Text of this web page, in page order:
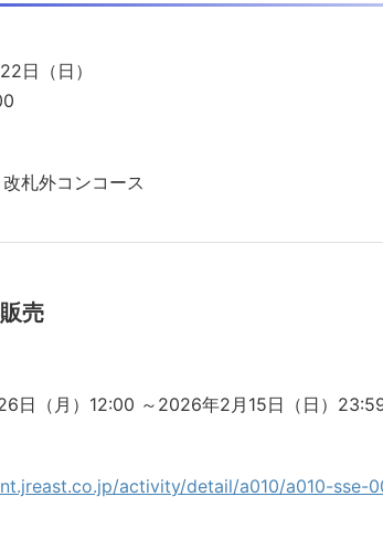
日（日）
札外コンコース
売
日（月）12:00 ～2026年2月15日（日）
activity/detail/a010/a010-sse-